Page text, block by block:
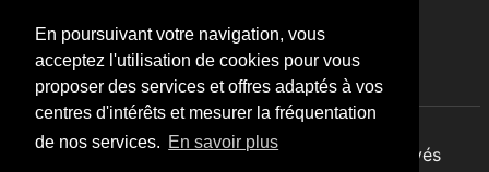
En poursuivant votre navigation, vous
acceptez l'utilisation de cookies pour vous
proposer des services et offres adaptés à vos
centres d'intérêts et mesurer la fréquentation
de nos services. En savoir plus
Comparatif banque
By Night v5.7.3| © 2026 - Tous droits réservés